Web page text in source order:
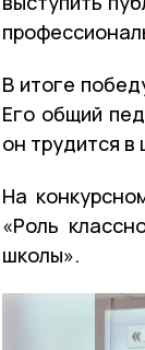
В итоге
Его общий
он трудится
На
«Роль
школы».